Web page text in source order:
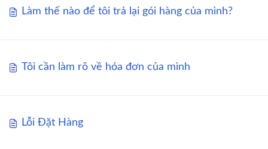
Làm thế nào để tôi trả lại gói hàng của mình?
Tôi cần làm rõ về hóa đơn của mình
Lỗi Đặt Hàng